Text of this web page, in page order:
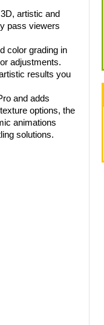
artistic and
pass viewers
color grading in
adjustments.
results you
and adds
options, the
animations
solutions.